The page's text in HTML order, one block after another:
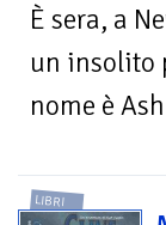
È sera, a
un insolito
nome è
LIBRI